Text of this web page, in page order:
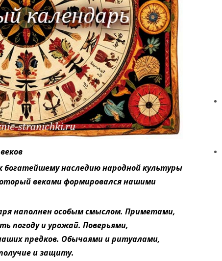
богатейшему наследию народной культуры
веками формировался нашими
наполнен особым смыслом. Приметами,
погоду и урожай. Поверьями,
предков. Обычаями и ритуалами,
и защиту.